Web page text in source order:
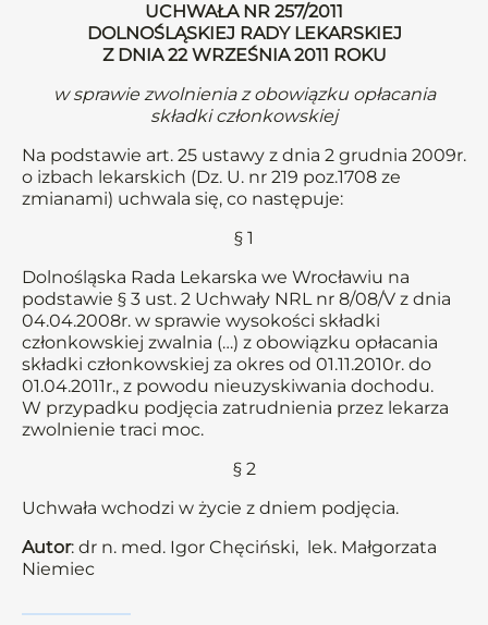
UCHWAŁA NR 257/2011
DOLNOŚLĄSKIEJ RADY LEKARSKIEJ
Z DNIA 22 WRZEŚNIA 2011 ROKU
w sprawie zwolnienia z obowiązku opłacania
składki członkowskiej
Na podstawie art. 25 ustawy z dnia 2 grudnia 2009r.
o izbach lekarskich (Dz. U. nr 219 poz.1708 ze
zmianami) uchwala się, co następuje:
§ 1
Dolnośląska Rada Lekarska we Wrocławiu na
podstawie § 3 ust. 2 Uchwały NRL nr 8/08/V z dnia
04.04.2008r. w sprawie wysokości składki
członkowskiej zwalnia (…) z obowiązku opłacania
składki członkowskiej za okres od 01.11.2010r. do
01.04.2011r., z powodu nieuzyskiwania dochodu.
W przypadku podjęcia zatrudnienia przez lekarza
zwolnienie traci moc.
§ 2
Uchwała wchodzi w życie z dniem podjęcia.
Autor: dr n. med. Igor Chęciński, lek. Małgorzata
Niemiec